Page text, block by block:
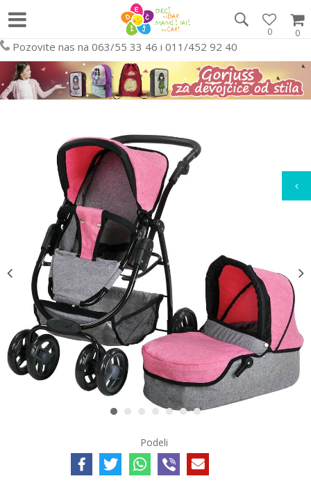
0
0
Pozovite nas na 063/55 33 46 i 011/452 92 40
1 2 3 4 5 6 7
Podeli